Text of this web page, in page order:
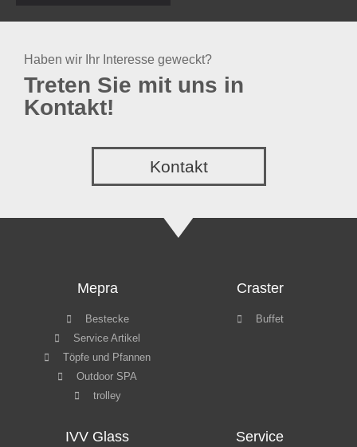
Haben wir Ihr Interesse geweckt?
Treten Sie mit uns in
Kontakt!
Kontakt
Mepra
Bestecke
Service Artikel
Töpfe und Pfannen
Outdoor SPA
trolley
Craster
Buffet
IVV Glass Service